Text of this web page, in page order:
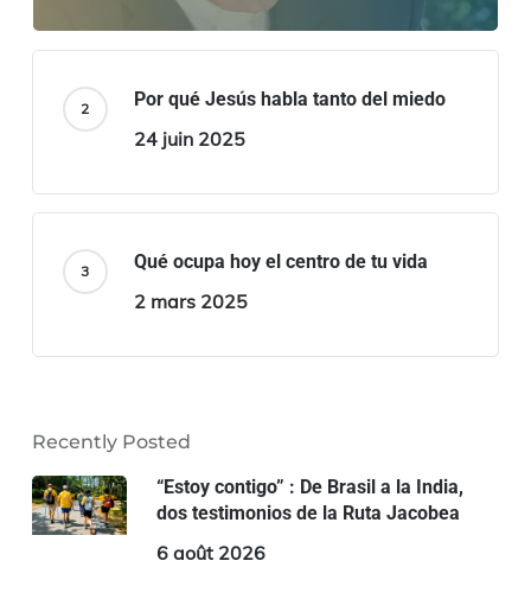
Por qué Jesús habla tanto del miedo
24 juin 2025
Qué ocupa hoy el centro de tu vida
2 mars 2025
Recently Posted
“Estoy contigo” : De Brasil a la India,
dos testimonios de la Ruta Jacobea
6 août 2026